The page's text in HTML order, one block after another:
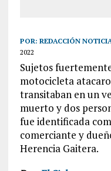
POR: REDACCIÓN
2022
Sujetos
motocicleta
transitaban en un
muerto y dos
fue identificada
comerciante y
Herencia Gaitera.